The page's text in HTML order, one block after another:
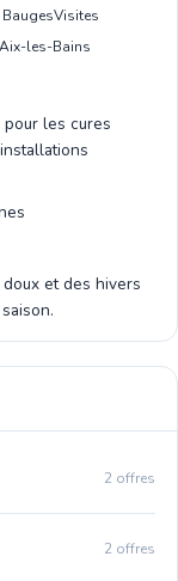
Visites
les-Bains
les cures
et des hivers
2 offres
2 offres